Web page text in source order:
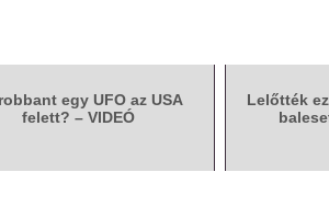
egy UFO az USA
felett? – VIDEÓ
Lelőtték